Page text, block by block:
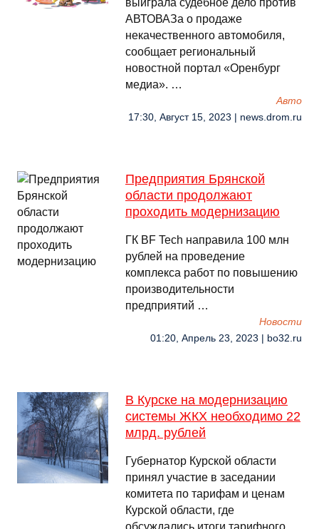
выиграла судебное дело против
АВТОВАЗа о продаже
некачественного автомобиля,
сообщает региональный
новостной портал «Оренбург
медиа». …
Авто
17:30, Август 15, 2023 | news.drom.ru
Предприятия Брянской
области продолжают
проходить модернизацию
ГК BF Tech направила 100 млн
рублей на проведение
комплекса работ по повышению
производительности
предприятий …
Новости
01:20, Апрель 23, 2023 | bo32.ru
В Курске на модернизацию
системы ЖКХ необходимо 22
млрд. рублей
Губернатор Курской области
принял участие в заседании
комитета по тарифам и ценам
Курской области, где
обсуждались итоги тарифного